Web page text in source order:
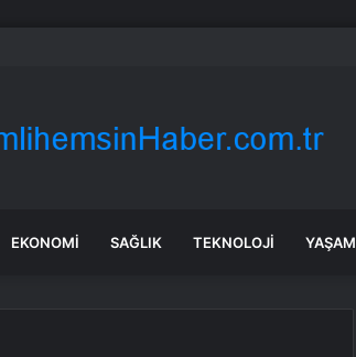
para 39 milyon lira kazandırdı
EKONOMI SAĞLIK TEKNOLOJI YAŞAM